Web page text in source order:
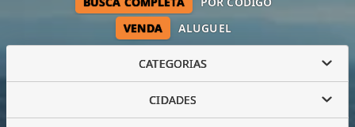
VENDA ALUGUEL
CATEGORIAS
CIDADES